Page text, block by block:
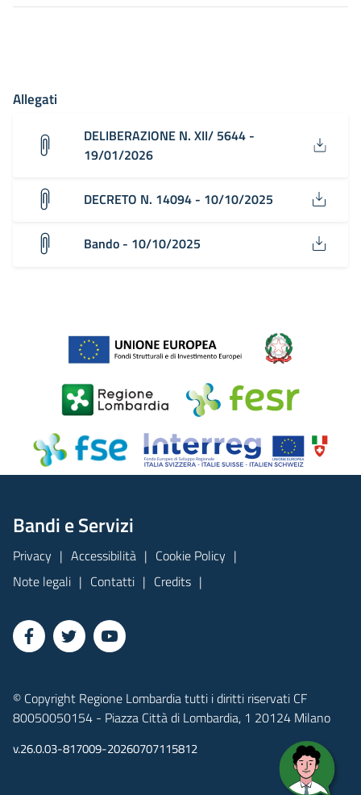
Allegati
DELIBERAZIONE N. XII/ 5644 -
19/01/2026
DECRETO N. 14094 - 10/10/2025
Bando - 10/10/2025
Bandi e Servizi
Privacy Accessibilità
Cookie Policy
Note legali
Contatti Credits
© Copyright Regione Lombardia tutti i diritti riservati CF
80050050154 - Piazza Città di Lombardia, 1 20124 Milano
v.26.0.03-817009-20260707115812